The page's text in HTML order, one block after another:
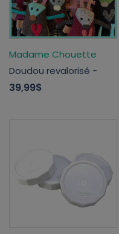
Madame Chouette
Doudou revalorisé -
39,99$